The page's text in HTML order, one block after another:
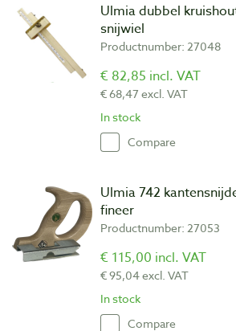
Ulmia dubbel
snijwiel
Productnumber: 27048
€ 82,85 incl. VAT
€ 68,47 excl. VAT
In stock
Compare
Ulmia 742
fineer
Productnumber: 27053
€ 115,00 incl. VAT
€ 95,04 excl. VAT
In stock
Compare